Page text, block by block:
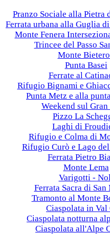
Pranzo Sociale alla Pietra
Ferrata urbana alla Guglia
Monte Fenera
Trincee del Passo
Monte
Punta Basei
Ferrate al
Rifugio Bignami e
Punta Metz e alla
Weekend sul Gran
Pizzo La
Laghi di
Rifugio e Colma di
Rifugio Curò e Lago
Ferrata Pietro
Monte Lema
Varigotti -
Ferrata Sacra di
Tramonto al Monte
Ciaspolata in Val
Ciaspolata notturna
Ciaspolata all'Alpe